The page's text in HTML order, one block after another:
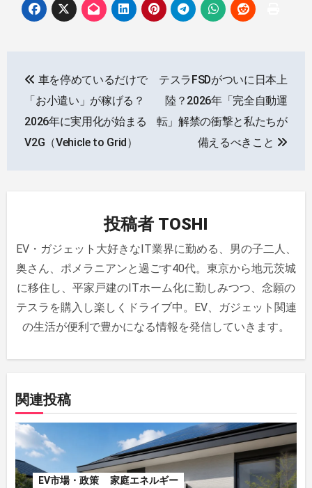
ナ
ビ
ョ
ン
車を停めているだけで
「お小遣い」が稼げる？
2026年に実用化が始まる
V2G（Vehicle to Grid）
テスラFSDがついに日本上
陸？2026年「完全自動運
転」解禁の衝撃と私たちが
備えるべきこと
投稿者 TOSHI
EV・ガジェット大好きなIT業界に勤める、男の子二人、
奥さん、ポメラニアンと過ごす40代。東京から地元茨城
に移住し、平家戸建のITホーム化に勤しみつつ、念願の
テスラを購入し楽しくドライブ中。EV、ガジェット関連
の生活が便利で豊かになる情報を発信していきます。
関連投稿
EV市場・政策 家庭エネルギー